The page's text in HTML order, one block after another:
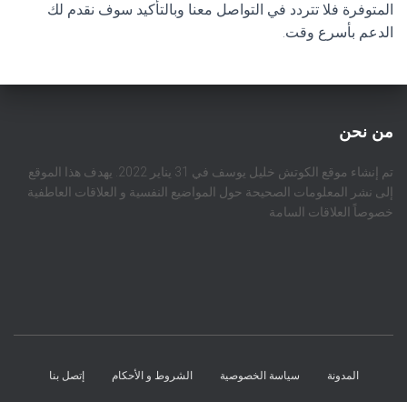
المتوفرة فلا تتردد في التواصل معنا وبالتأكيد سوف نقدم لك
الدعم بأسرع وقت.
من نحن
تم إنشاء موقع الكوتش خليل يوسف في 31 يناير 2022. يهدف هذا الموقع
إلى نشر المعلومات الصحيحة حول المواضيع النفسية و العلاقات العاطفية
خصوصاً العلاقات السامة
المدونة سياسة الخصوصية الشروط و الأحكام إتصل بنا